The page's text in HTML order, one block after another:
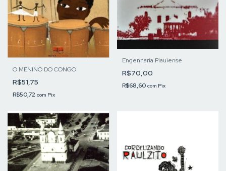
O MENINO DO CONGO
R$51,75
R$50,72 com Pix
Engenharia Piauiense
R$70,00
R$68,60 com Pix